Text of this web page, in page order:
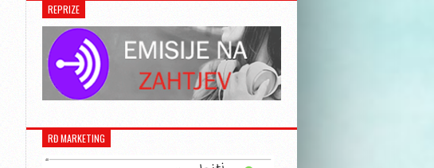
REPRIZE
RĐ MARKETING